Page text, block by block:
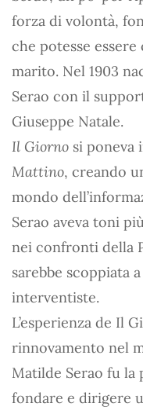
forza di volontà,
che potesse
marito. Nel 1903
Serao con il
Giuseppe Natale.
Il Giorno si poneva
Mattino, creando
mondo
Serao aveva toni
nei confronti della
sarebbe scoppiata
interventiste.
L’esperienza de Il
rinnovamento nel
Matilde Serao fu la
fondare e dirigere